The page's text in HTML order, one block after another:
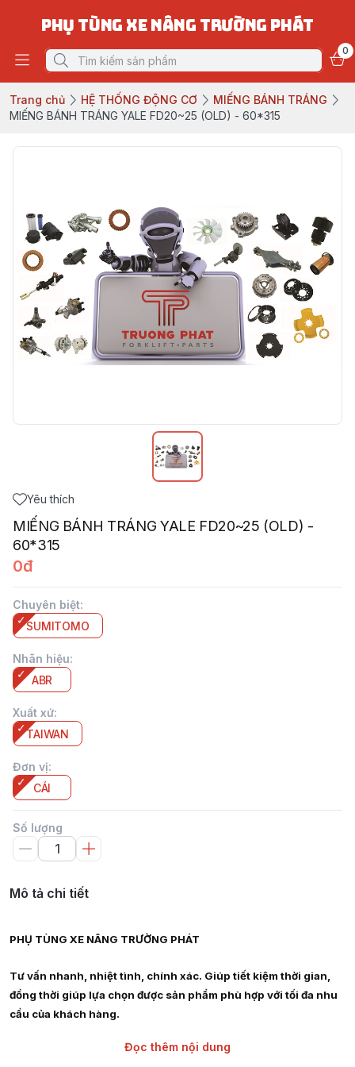
PHỤ TÙNG XE NÂNG TRƯỜNG PHÁT
0
Trang chủ HỆ THỐNG ĐỘNG CƠ
MIẾNG BÁNH TRÁNG
MIẾNG BÁNH TRÁNG YALE FD20~25 (OLD) - 60*315
Yêu thích
MIẾNG BÁNH TRÁNG YALE FD20~25 (OLD) -
60*315
0đ
Chuyên biệt:
SUMITOMO
Nhãn hiệu:
ABR
Xuất xứ:
TAIWAN
Đơn vị:
CÁI
Số lượng
Mô tả chi tiết
PHỤ TÙNG XE NÂNG TRƯỜNG PHÁT
Tư vấn nhanh, nhiệt tình, chính xác. Giúp tiết kiệm thời gian,
đồng thời giúp lựa chọn được sản phẩm phù hợp với tối đa nhu
cầu của khách hàng.
Giao hàng siêu tốc nội thành HCM, Hà Nội, Bình Dương, Đồng
Đọc thêm nội dung